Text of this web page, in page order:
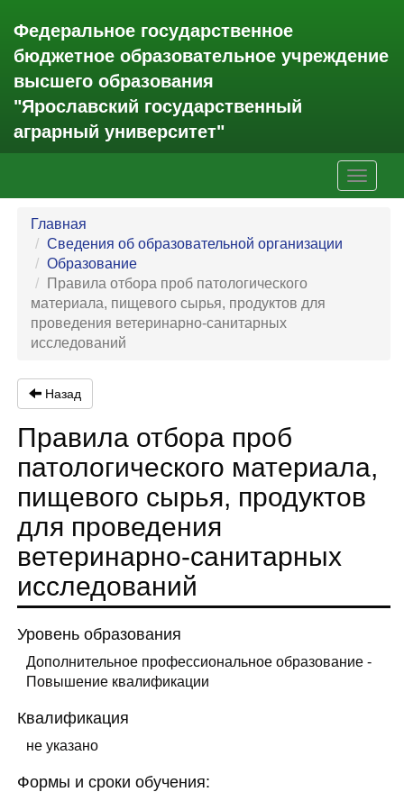
Федеральное государственное
бюджетное образовательное учреждение
высшего образования
"Ярославский государственный
аграрный университет"
Toggle
Главная
Сведения об образовательной организации
Образование
Правила отбора проб патологического
материала, пищевого сырья, продуктов для
проведения ветеринарно-санитарных
исследований
Назад
Правила отбора проб
патологического материала,
пищевого сырья, продуктов
для проведения
ветеринарно-санитарных
исследований
Уровень образования
Дополнительное профессиональное образование -
Повышение квалификации
Квалификация
не указано
Формы и сроки обучения: